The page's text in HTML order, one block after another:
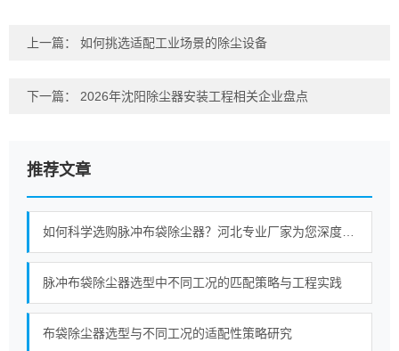
上一篇： 如何挑选适配工业场景的除尘设备
下一篇： 2026年沈阳除尘器安装工程相关企业盘点
推荐文章
脉冲布袋除尘器选型中不同工况的匹配策略与工程实践
布袋除尘器选型与不同工况的适配性策略研究